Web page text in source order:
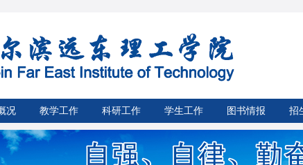
况 教学工作 科研工作 学生工作 图书情报 招